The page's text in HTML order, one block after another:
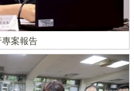
案報告